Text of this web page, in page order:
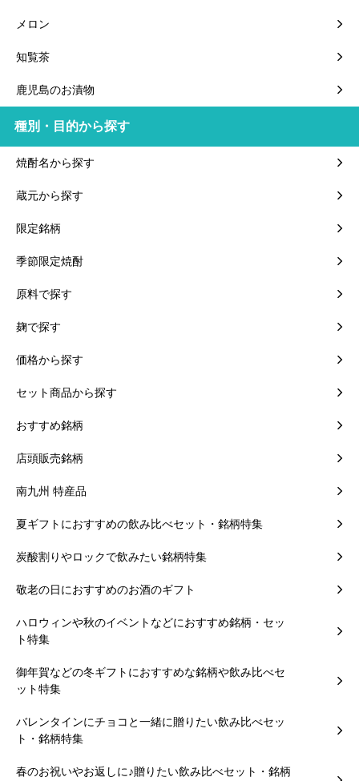
メロン
知覧茶
鹿児島のお漬物
種別・目的から探す
焼酎名から探す
蔵元から探す
限定銘柄
季節限定焼酎
原料で探す
麹で探す
価格から探す
セット商品から探す
おすすめ銘柄
店頭販売銘柄
南九州 特産品
夏ギフトにおすすめの飲み比べセット・銘柄特集
炭酸割りやロックで飲みたい銘柄特集
敬老の日におすすめのお酒のギフト
ハロウィンや秋のイベントなどにおすすめ銘柄・セッ
ト特集
御年賀などの冬ギフトにおすすめな銘柄や飲み比べセ
ット特集
バレンタインにチョコと一緒に贈りたい飲み比べセッ
ト・銘柄特集
春のお祝いやお返しに♪贈りたい飲み比べセット・銘柄